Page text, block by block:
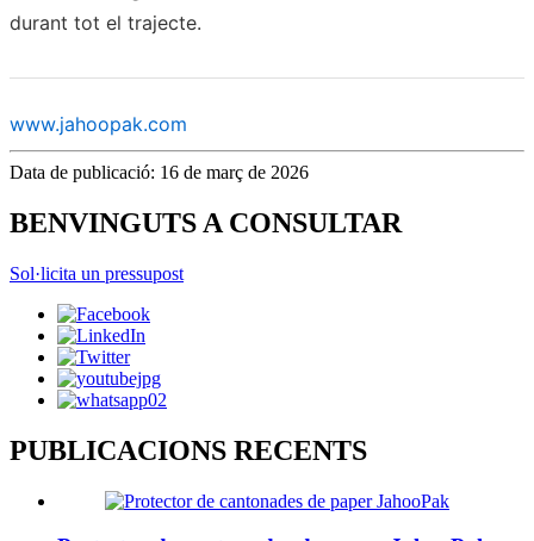
durant tot el trajecte.
www.jahoopak.com
Data de publicació: 16 de març de 2026
BENVINGUTS A CONSULTAR
Sol·licita un pressupost
PUBLICACIONS RECENTS